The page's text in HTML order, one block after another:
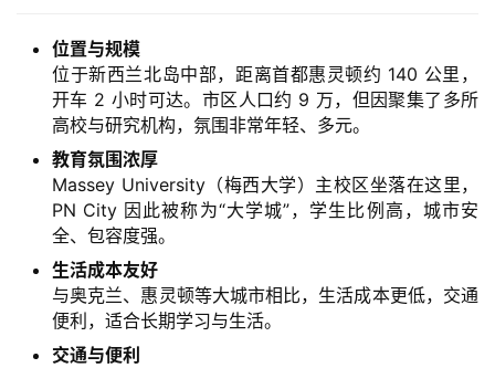
位置与规模
位于新西兰北岛中部，距离首都惠灵顿约 140 公里，
开车 2 小时可达。市区人口约 9 万，但因聚集了多所
高校与研究机构，氛围非常年轻、多元。
教育氛围浓厚
Massey University（梅西大学）主校区坐落在这里，
PN City 因此被称为“大学城”，学生比例高，城市安
全、包容度强。
生活成本友好
与奥克兰、惠灵顿等大城市相比，生活成本更低，交通
便利，适合长期学习与生活。
交通与便利